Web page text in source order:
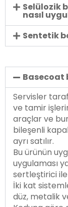
Selülozik
nasıl
Sentetik
Basecoat
Servisler
ve tamir
araçlar ve
bileşenli
ayrı satılır.
Bu ürünün
uygulaması
sertleştirici ile
İki kat
düz, metalik